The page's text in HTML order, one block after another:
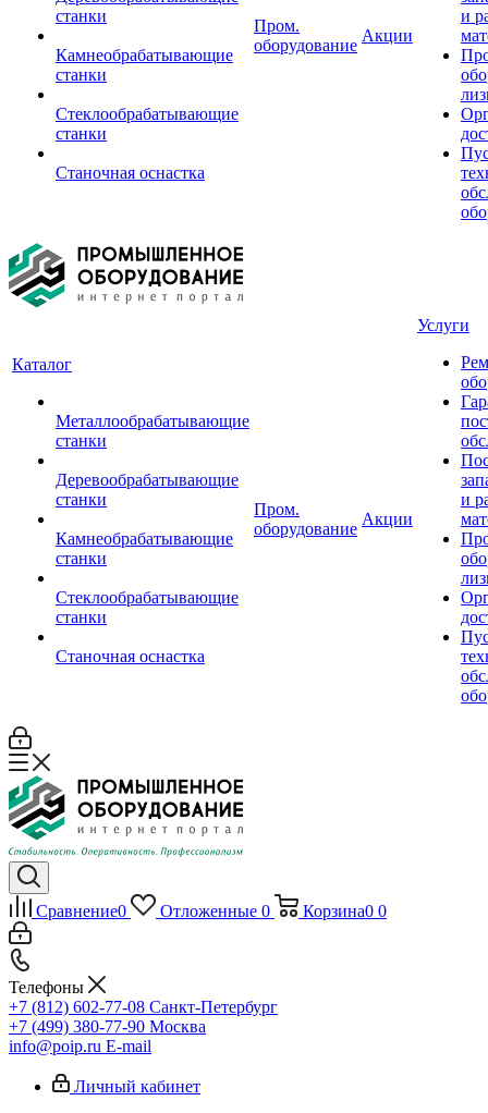
станки
Камнеобрабатывающие
станки
Стеклообрабатывающие
станки
Станочная оснастка
Пром.
оборудование
Акции
и
Каталог
Металлообрабатывающие
станки
Деревообрабатывающие
станки
Камнеобрабатывающие
станки
Стеклообрабатывающие
станки
Станочная оснастка
Пром.
оборудование
Акции
Услуги
и
Сравнение0 Отложенные 0 Корзина0 0
Телефоны
+7 (812) 602-77-08 Санкт-Петербург
+7 (499) 380-77-90 Москва
info@poip.ru E-mail
Личный кабинет